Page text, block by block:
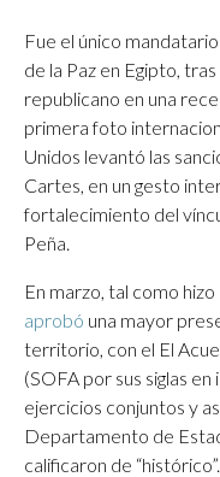
Fue el único
de la Paz en Egipto,
republicano en una
primera foto
Unidos levantó las
Cartes, en un gesto
fortalecimiento del
Peña.
En marzo, tal como
aprobó una mayor
territorio, con el El
(SOFA por sus siglas
ejercicios conjuntos y
Departamento de
calificaron de “histórico”.